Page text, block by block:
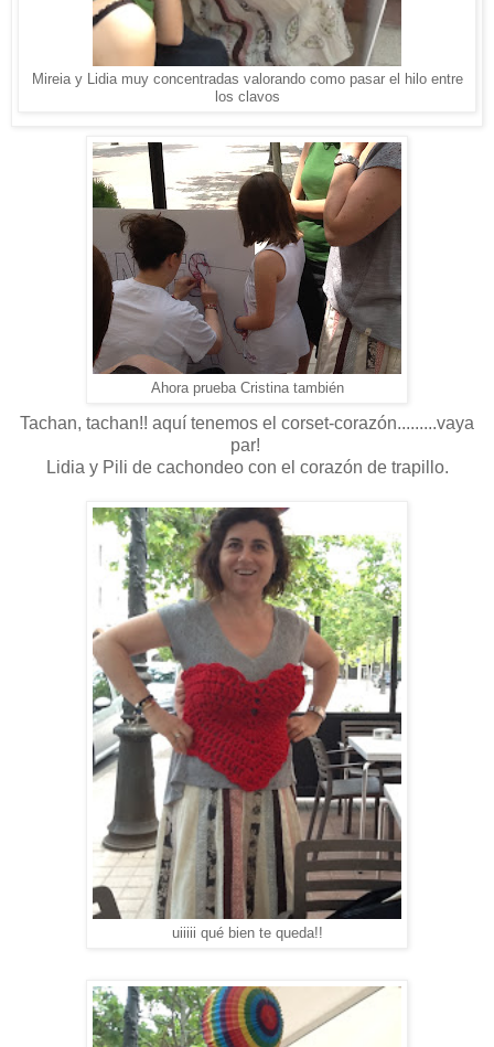
Mireia y Lidia muy concentradas valorando como pasar el hilo entre
los clavos
Ahora prueba Cristina también
Tachan, tachan!! aquí tenemos el corset-corazón.........vaya
par!
Lidia y Pili de cachondeo con el corazón de trapillo.
uiiiii qué bien te queda!!